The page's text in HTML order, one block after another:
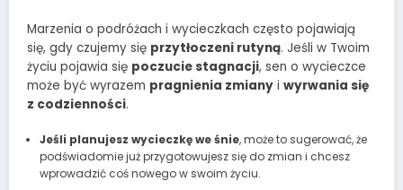
Marzenia o podróżach i wycieczkach często pojawiają
się, gdy czujemy się przytłoczeni rutyną. Jeśli w Twoim
życiu pojawia się poczucie stagnacji, sen o wycieczce
może być wyrazem pragnienia zmiany i wyrwania się
z codzienności.
Jeśli planujesz wycieczkę we śnie, może to sugerować, że
podświadomie już przygotowujesz się do zmian i chcesz
wprowadzić coś nowego w swoim życiu.